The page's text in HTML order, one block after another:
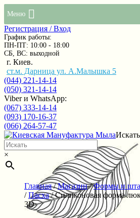
Меню
Регистрация / Вход
График работы:
ПН-ПТ: 10:00 - 18:00
СБ, ВС: выходной
г. Киев.
ст.м. Дарница ул. А.Малышка 5
(044) 221-14-14
(050) 321-14-14
Viber и WhatsApp:
(067) 333-14-14
(093) 170-16-37
(066) 264-57-47
Искать
×
Главная/Магазин/Формы и
/Пасха/ Силиконовая форма
3D